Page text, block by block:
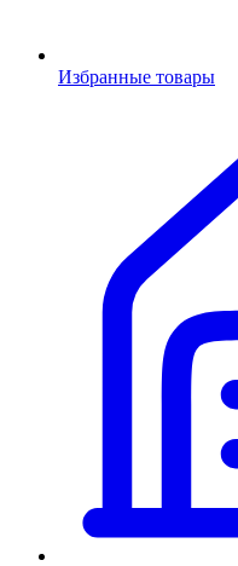
Избранные товары